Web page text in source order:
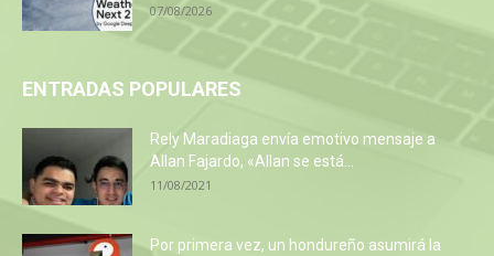
07/08/2026
ENTRADAS POPULARES
Rely Maradiaga envía emotivo mensaje a
Allan Fajardo, «Allan se está...
11/08/2021
Por primera vez, un hondureño asumirá la